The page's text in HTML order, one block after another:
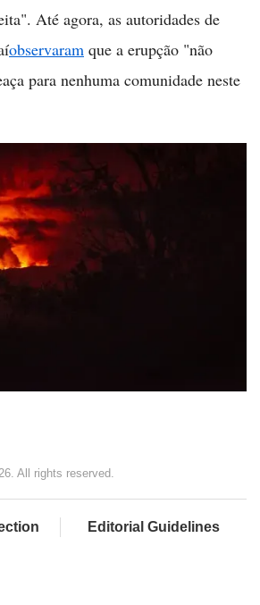
Até agora, as autoridades de
observaram que a erupção "não
para nenhuma comunidade neste
All rights reserved.
Editorial Guidelines